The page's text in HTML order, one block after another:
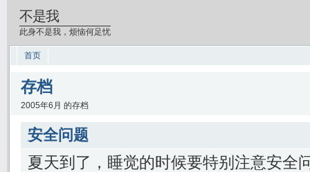
不是我
此身不是我，烦恼何足忧
首页
存档
2005年6月 的存档
安全问题
夏天到了，睡觉的时候要特别注意安全